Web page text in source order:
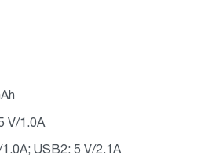
V/1.0A
USB2: 5 V/2.1A